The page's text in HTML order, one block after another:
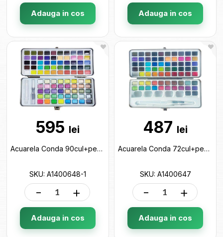
Adauga in cos Adauga in cos
595 lei
Acuarela Conda 90cul+pensula rezervor (cutie metal) A1400648-1
SKU: A1400648-1
- +
Adauga in cos
487 lei
Acuarela Conda 72cul+pensula rezervor (cutie metal) A1400647
SKU: A1400647
- +
Adauga in cos